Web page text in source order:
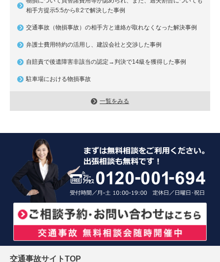
相手方提示5:5から8:2で解決した事例
交通事故（物損事故）の相手方と連絡が取れなくなった解決事例
弁護士費用特約の活用し、建設会社と交渉した事例
自賠責で後遺障害非該当の認定→判決で14級を獲得した事例
駐車場における物損事故
一覧をみる
交通事故サイトTOP